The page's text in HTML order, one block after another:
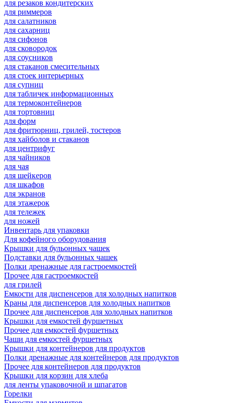
для резаков кондитерских
для риммеров
для салатников
для сахарниц
для сифонов
для сковородок
для соусников
для стаканов смесительных
для стоек интерьерных
для супниц
для табличек информационных
для термоконтейнеров
для тортовниц
для форм
для фритюрниц, грилей, тостеров
для хайболов и стаканов
для центрифуг
для чайников
для чая
для шейкеров
для шкафов
для экранов
для этажерок
для тележек
для ножей
Инвентарь для упаковки
Для кофейного оборудования
Крышки для бульонных чашек
Подставки для бульонных чашек
Полки дренажные для гастроемкостей
Прочее для гастроемкостей
для грилей
Емкости для диспенсеров для холодных напитков
Краны для диспенсеров для холодных напитков
Прочее для диспенсеров для холодных напитков
Крышки для емкостей фуршетных
Прочее для емкостей фуршетных
Чаши для емкостей фуршетных
Крышки для контейнеров для продуктов
Полки дренажные для контейнеров для продуктов
Прочее для контейнеров для продуктов
Крышки для корзин для хлеба
для ленты упаковочной и шпагатов
Горелки